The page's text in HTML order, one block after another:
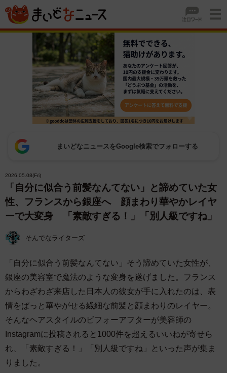
まいどなニュースをGoogle検索でフォローする
2026.05.08(Fri)
「自分に似合う前髪なんてない」と諦めていた女
性、フランスから銀座へ 顔まわり華やかレイヤ
ーで大変身 「素敵すぎる！」「別人級ですね」
そんでなライターズ
「自分に似合う前髪なんてない」そう諦めていた女性が、
銀座の美容室で魔法のような変身を遂げました。フランス
からわざわざ来店した日本人の彼女が手に入れたのは、表
情をぱっと華やがせる繊細な前髪と顔まわりのレイヤー。
そんなヘアスタイルのビフォーアフターが美容師の
Instagramに投稿されると1000件を超えるいいねが寄せら
れ、「素敵すぎる！」「別人級ですね」といった声が集ま
りました。